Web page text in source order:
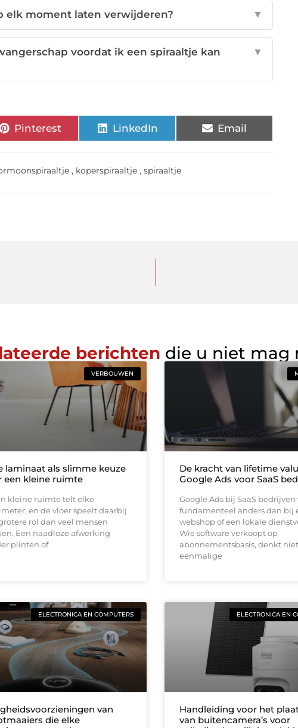
elk moment laten verwijderen? ▼
voordat ik een spiraaltje kan
▼
Pinterest LinkedIn Email
, koperspiraaltje ,spiraaltje
berichten die u niet mag
VERBOUWEN
laminaat als slimme keuze
een kleine ruimte
kleine ruimte telt elke
en de vloer speelt daarbij
rol dan veel mensen
Een naadloze afwerking
plinten of
De kracht van lifetime
Google Ads voor SaaS
Google Ads bij SaaS
fundamenteel anders dan bij
webshop of een lokale
Wie software verkoopt op
abonnementsbasis, denkt
eenmalige
ELECTRONICA EN COMPUTERS
van
die elke
ELECTRONICA EN
Handleiding voor het
van buitencamera’s voor